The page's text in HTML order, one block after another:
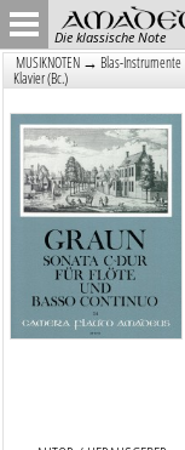
Die klassische Note
MUSIKNOTEN → Blas-Instrumente
Klavier (Bc.)